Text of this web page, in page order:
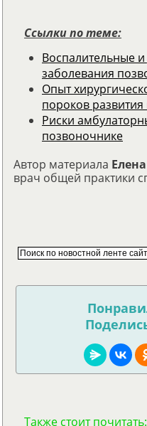
Ссылки по теме:
Воспалительные
заболевания
Опыт
пороков
Риски
позвоночнике
Автор материала
врач общей практики
Также стоит почитать: